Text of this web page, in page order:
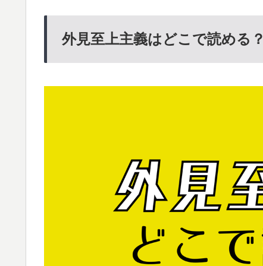
外見至上主義はどこで読める？